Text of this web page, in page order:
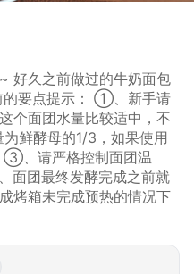
好久之前做过的牛奶面包
的要点提示： ①、新手请
个面团水量比较适中，不
鲜酵母的1/3，如果使用
③、请严格控制面团温
面团最终发酵完成之前就
烤箱未完成预热的情况下